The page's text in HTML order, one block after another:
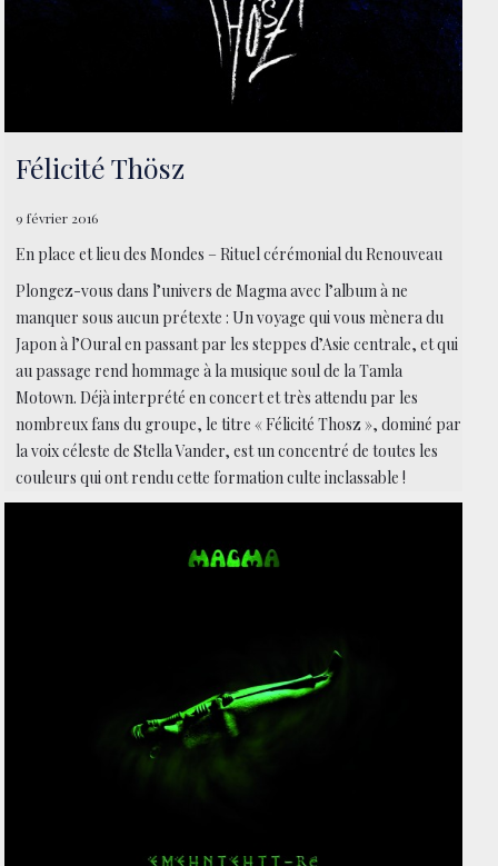
Félicité Thösz
9 février 2016
En place et lieu des Mondes – Rituel cérémonial du Renouveau
Plongez-vous dans l’univers de Magma avec l’album à ne
manquer sous aucun prétexte : Un voyage qui vous mènera du
Japon à l’Oural en passant par les steppes d’Asie centrale, et qui
au passage rend hommage à la musique soul de la Tamla
Motown. Déjà interprété en concert et très attendu par les
nombreux fans du groupe, le titre « Félicité Thosz », dominé par
la voix céleste de Stella Vander, est un concentré de toutes les
couleurs qui ont rendu cette formation culte inclassable !